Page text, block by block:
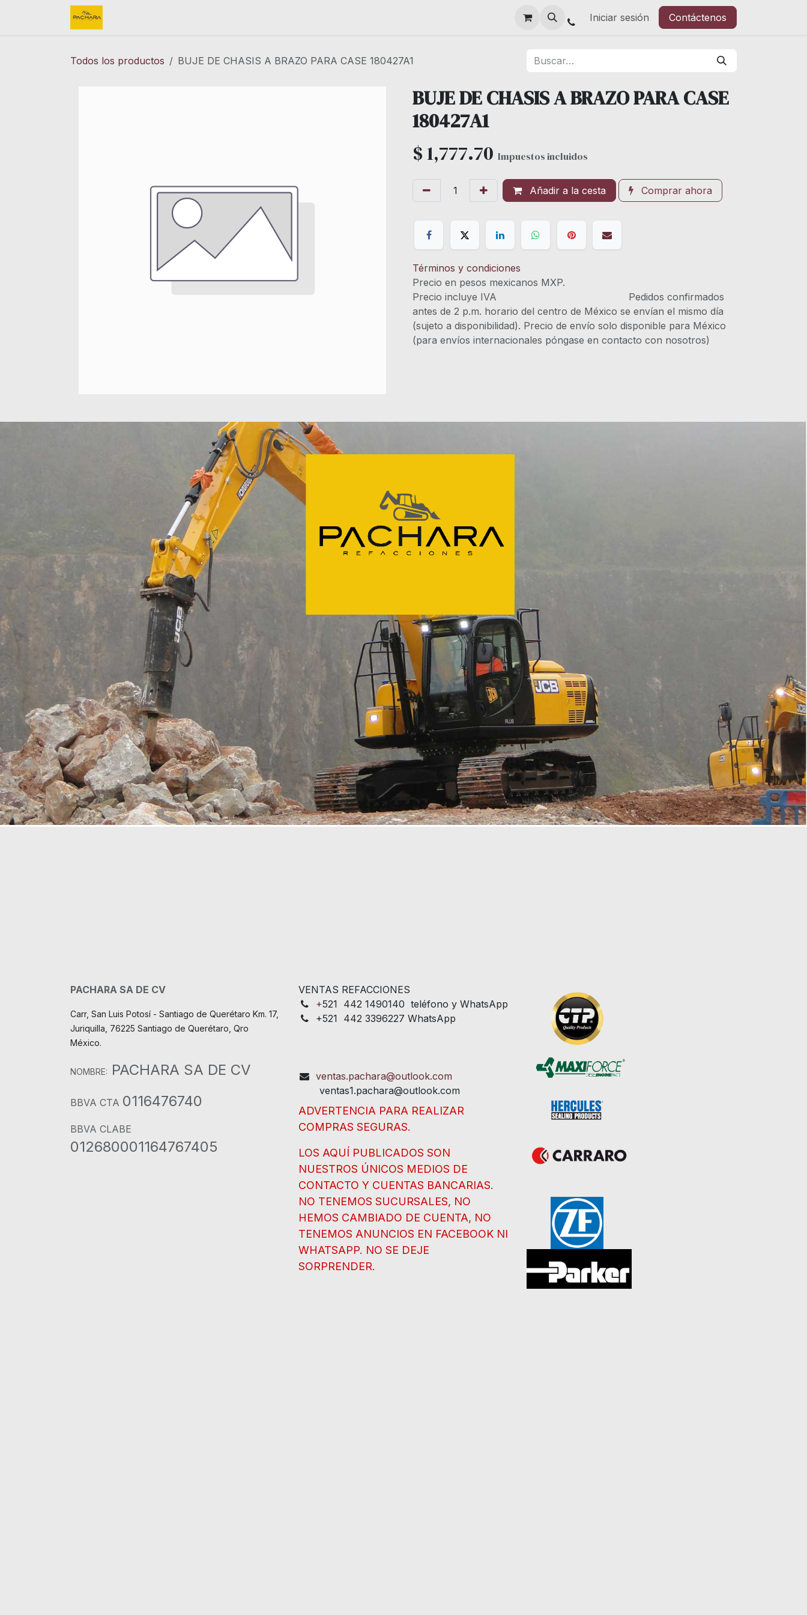
Iniciar sesión Contáctenos
Todos los productos BUJE DE CHASIS A BRAZO PARA CASE 180427A1
BUJE DE CHASIS A BRAZO PARA CASE
180427A1
$1,777.70 Impuestos incluidos
Añadir a la cesta Comprar ahora
Términos y condiciones
Precio en pesos mexicanos MXP.
Precio incluye IVA Pedidos confirmados
antes de 2 p.m. horario del centro de México se envían el mismo día
(sujeto a disponibilidad). Precio de envío solo disponible para México
(para envíos internacionales póngase en contacto con nosotros)
PACHARA SA DE CV
Carr, San Luis Potosí - Santiago de Querétaro Km. 17,
Juriquilla, 76225 Santiago de Querétaro, Qro
México.
NOMBRE: PACHARA SA DE CV
BBVA CTA 0116476740
BBVA CLABE
012680001164767405
VENTAS REFACCIONES
+521 442 1490140 teléfono y WhatsApp
+521 442 3396227 WhatsApp
ventas.pachara@outlook.com
ventas1.pachara@outlook.com
ADVERTENCIA PARA REALIZAR
COMPRAS SEGURAS.
LOS AQUÍ PUBLICADOS SON
NUESTROS ÚNICOS MEDIOS DE
CONTACTO Y CUENTAS BANCARIAS.
NO TENEMOS SUCURSALES, NO
HEMOS CAMBIADO DE CUENTA, NO
TENEMOS ANUNCIOS EN FACEBOOK NI
WHATSAPP. NO SE DEJE
SORPRENDER.